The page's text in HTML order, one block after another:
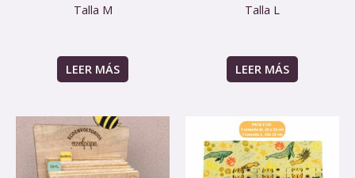
Talla M
LEER MÁS
Talla L
LEER MÁS